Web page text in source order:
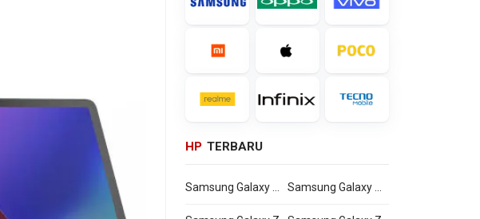
HP TERBARU